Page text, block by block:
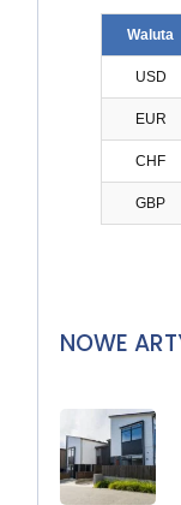
Waluta
USD
EUR
CHF
GBP
NOWE